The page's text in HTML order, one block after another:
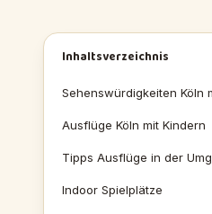
Inhaltsverzeichnis
Sehenswürdigkeiten Köln
Ausflüge Köln mit Kindern
Tipps Ausflüge in der
Indoor Spielplätze